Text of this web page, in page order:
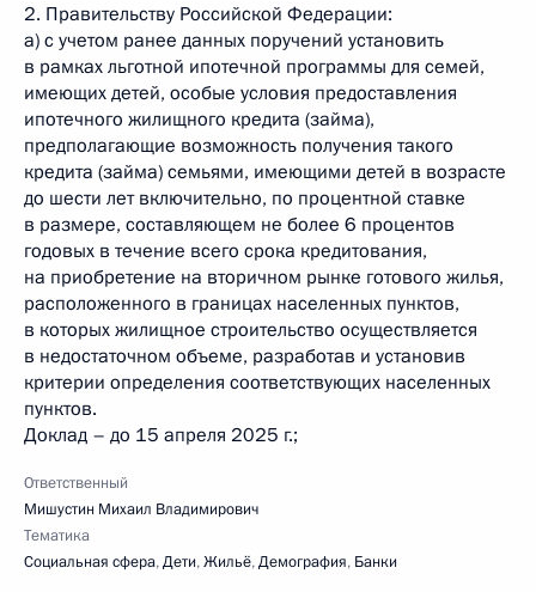
2. Правительству Российской Федерации:
а) с учетом ранее данных поручений установить
в рамках льготной ипотечной программы для семей,
имеющих детей, особые условия предоставления
ипотечного жилищного кредита (займа),
предполагающие возможность получения такого
кредита (займа) семьями, имеющими детей в возрасте
до шести лет включительно, по процентной ставке
в размере, составляющем не более 6 процентов
годовых в течение всего срока кредитования,
на приобретение на вторичном рынке готового жилья,
расположенного в границах населенных пунктов,
в которых жилищное строительство осуществляется
в недостаточном объеме, разработав и установив
критерии определения соответствующих населенных
пунктов.
Доклад – до 15 апреля 2025 г.;
Ответственный
Мишустин Михаил Владимирович
Тематика
Социальная сфера,Дети,Жильё,Демография, Банки